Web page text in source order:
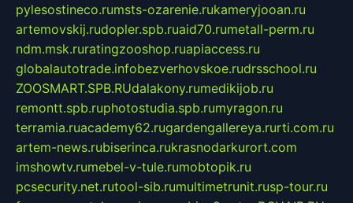
pylesostineco.rumsts-ozarenie.rukameryjooan.ru
artemovskij.rudopler.spb.ruaid70.rumetall-perm.ru
ndm.msk.ruratingzooshop.ruapiaccess.ru
globalautotrade.infobezverhovskoe.rudrsschool.ru
ZOOSMART.SPB.RUdalakony.rumedikijob.ru
remontt.spb.ruphotostudia.spb.rumyragon.ru
terramia.ruacademy62.rugardengallereya.rurti.com.ru
artem-news.rubiserinca.rukrasnodarkurort.com
imshowtv.rumebel-v-tule.rumobtopik.ru
pcsecurity.net.rutool-sib.rumultimetrunit.rusp-tour.ru